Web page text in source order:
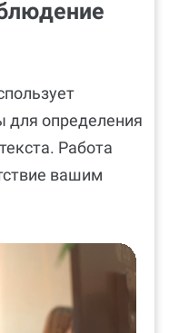
для определения
Работа
вашим